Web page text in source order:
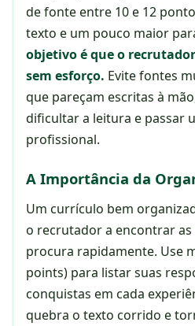
de fonte entre 10 e 12
texto e um pouco maior
objetivo é que o
sem esforço. Evite fontes
que pareçam escritas à
dificultar a leitura e passar
profissional.
A Importância da
Um currículo bem
o recrutador a encontrar
procura rapidamente. Use
points) para listar suas
conquistas em cada
quebra o texto corrido e